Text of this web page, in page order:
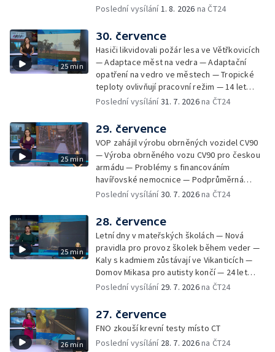
Troubek — Opravy Rudné omezí dopravu —
počasí na následující dny — Vedra táhnou na
chladnější místa — Hasiči lokalizovali požár
lesa na Opavsku — Požáry zemědělské
techniky na Olomoucku — Dva roky od
požáru škol v Českém Těšíně — Výstava
Sladké vzpomínky Opavska
Poslední vysílání1. 8. 2026 na ČT24
25 min
30. července
Hasiči likvidovali požár lesa ve Větřkovicích
— Adaptace měst na vedra — Adaptační
opatření na vedro ve městech — Tropické
teploty ovlivňují pracovní režim — 14 let
vězení za vraždu ženy ve Staříči/ —
— Podvodník připravil 17 lidí o 4 miliony —
DPO pořídí 70 nových elektrobusů — V
Olomouci přibude 20 elektrobusů —
Mistryně světa Kneblová zpět v Olomouci —
Mobilní kurníky pomáhají s kvalitou půdy —
Výběr ze sociálních sítí ČT — Nové varhany v
Rudě u Rýmařova
Poslední vysílání31. 7. 2026na ČT24
25 min
29. července
VOP zahájil výrobu obrněných vozidel CV90
— Výroba obrněného vozu CV90 pro českou
armádu — Problémy s financováním
havířovské nemocnice — Podprůměrná
návštěvnost koupališť v červenci — Do
Nedostatek krve v transfuzních stanicích —
Spor kvůli novému chodníku na Keprník —
Olomoucké shakespearovské léto
Poslední vysílání30. 7. 2026na ČT24
25 min
28. července
Letní dny v mateřských školách — Nová
pravidla pro provoz školek během veder —
Kaly s kadmiem zůstávají ve Vikanticích —
Domov Mikasa pro autisty končí — 24 let
vězení za zapálení ženy — Kybernetický
Gorol se chystá na festival — Nová
cyklostezka až na Slovensko — AI pomáhá
při endoskopii — Výběr ze sociálních sítí ČT
— Zemřela baletka Vlasta Pavelcová —
Poslední vysílání 29. 7. 2026na ČT24
26 min
27. července
FNO zkouší krevní testy místo CT
Poslední vysílání 28. 7. 2026na ČT24